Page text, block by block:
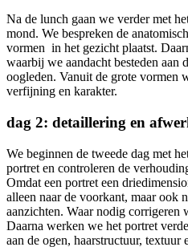
Na de lunch gaan we verder met
mond. We bespreken de
vormen in het gezicht plaatst.
waarbij we aandacht besteden aan
oogleden. Vanuit de grote vormen
verfijning en karakter.
dag 2: detaillering en
We beginnen de tweede dag met
portret en controleren de
Omdat een portret een
alleen naar de voorkant, maar ook
aanzichten. Waar nodig corrigeren
Daarna werken we het portret
aan de ogen, haarstructuur,